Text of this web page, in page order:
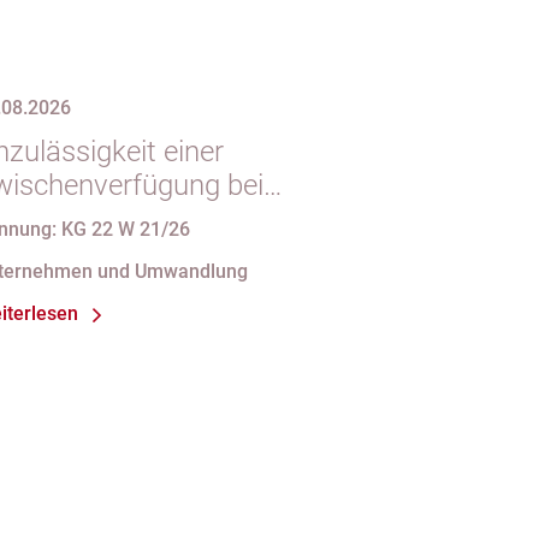
einer
bei
an die
einer eGbR im
KG 22 W 21/26
und Umwandlung